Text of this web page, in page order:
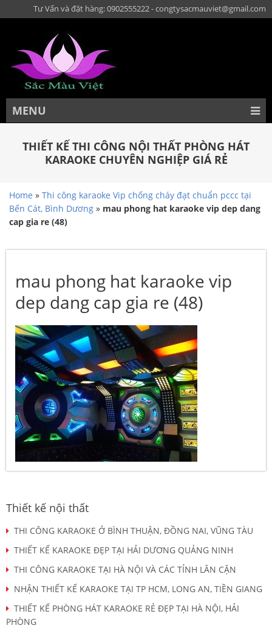
Tư Vấn và đặt hàng: 0902555222 - congtysacmauviet@gmail.com
MENU
THIẾT KẾ THI CÔNG NỘI THẤT PHÒNG HÁT
KARAOKE CHUYÊN NGHIỆP GIÁ RẺ
Home » Thi công karaoke Vip chống cháy đạt chuẩn pccc tại
Bến Cát, Bình Dương » mau phong hat karaoke vip dep dang
cap gia re (48)
mau phong hat karaoke vip
dep dang cap gia re (48)
Thiết kế nội thất
THI CÔNG KARAOKE Ở BÌNH THUẬN, ĐỒNG NAI, VŨNG TÀU
THIẾT KẾ KARAOKE ĐẸP TẠI HẢI DƯƠNG QUẢNG NINH
THI CÔNG KARAOKE TẠI HÀ NỘI VÀ CÁC TỈNH LÂN CẬN
NHẬN THIẾT KẾ KARAOKE TẠI TP HCM, LONG AN, TIỀN GIANG
THIẾT KẾ PHÒNG HÁT KARAOKE RẺ ĐẸP TẠI HÀ NỘI, HẢI
PHÒNG